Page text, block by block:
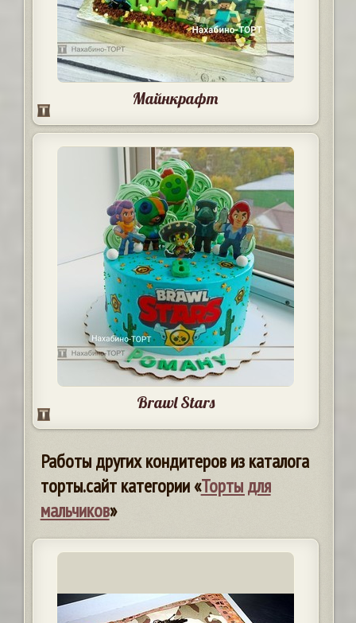
Майнкрафт
Brawl Stars
Работы других кондитеров из каталога
торты.сайт категории «Торты для
мальчиков»